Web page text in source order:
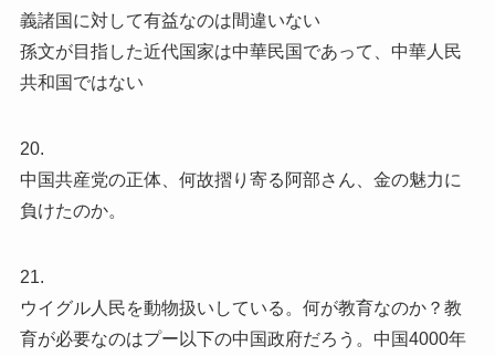
義諸国に対して有益なのは間違いない
孫文が目指した近代国家は中華民国であって、中華人民
共和国ではない
20.
中国共産党の正体、何故摺り寄る阿部さん、金の魅力に
負けたのか。
21.
ウイグル人民を動物扱いしている。何が教育なのか？教
育が必要なのはプー以下の中国政府だろう。中国4000年